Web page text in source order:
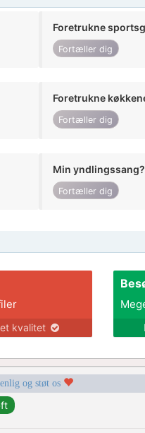
Foretrukne
Fortæller dig
Foretrukne
Fortæller dig
Min yndlingssang?
Fortæller dig
kvalitet
og støt os